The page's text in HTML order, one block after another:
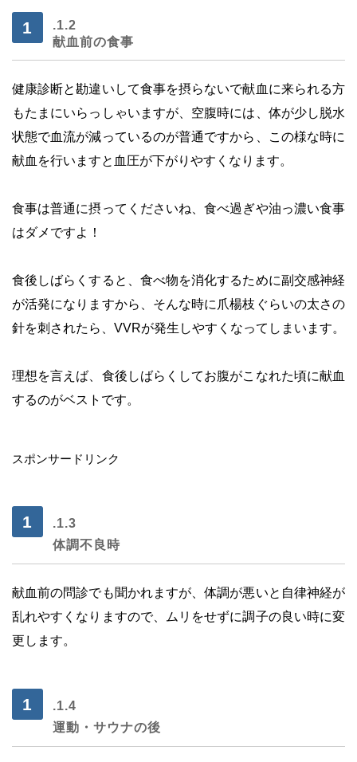
.1.2
献血前の食事
健康診断と勘違いして食事を摂らないで献血に来られる方
もたまにいらっしゃいますが、空腹時には、体が少し脱水
状態で血流が減っているのが普通ですから、この様な時に
献血を行いますと血圧が下がりやすくなります。
食事は普通に摂ってくださいね、食べ過ぎや油っ濃い食事
はダメですよ！
食後しばらくすると、食べ物を消化するために副交感神経
が活発になりますから、そんな時に爪楊枝ぐらいの太さの
針を刺されたら、VVRが発生しやすくなってしまいます。
理想を言えば、食後しばらくしてお腹がこなれた頃に献血
するのがベストです。
スポンサードリンク
.1.3
体調不良時
献血前の問診でも聞かれますが、体調が悪いと自律神経が
乱れやすくなりますので、ムリをせずに調子の良い時に変
更します。
.1.4
運動・サウナの後